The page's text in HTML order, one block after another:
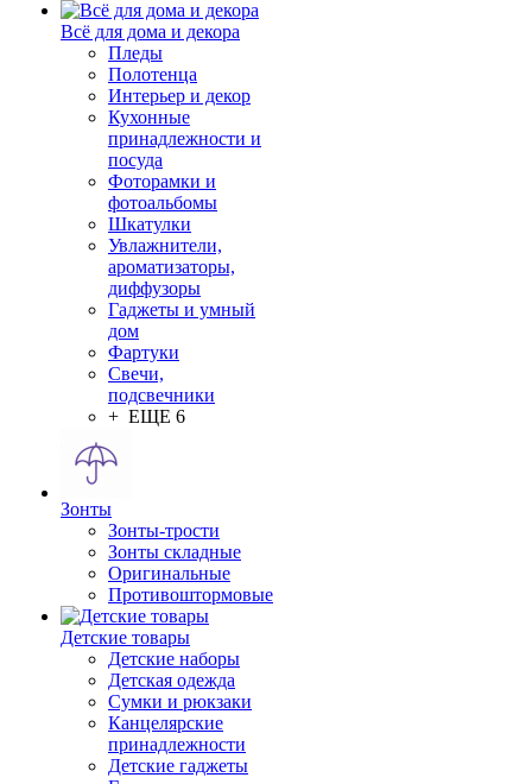
Всё для дома и декора
Пледы
Полотенца
Интерьер и декор
Кухонные
принадлежности и
посуда
Фоторамки и
фотоальбомы
Шкатулки
Увлажнители,
ароматизаторы,
диффузоры
Гаджеты и умный
дом
Фартуки
Свечи,
подсвечники
+ ЕЩЕ 6
Зонты
Зонты-трости
Зонты складные
Оригинальные
Противоштормовые
Детские товары
Детские наборы
Детская одежда
Сумки и рюкзаки
Канцелярские
принадлежности
Детские гаджеты